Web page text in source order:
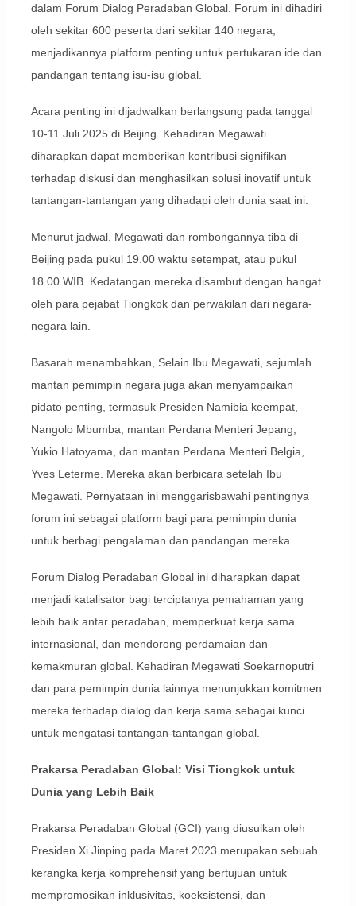
dalam Forum Dialog Peradaban Global. Forum ini dihadiri
oleh sekitar 600 peserta dari sekitar 140 negara,
menjadikannya platform penting untuk pertukaran ide dan
pandangan tentang isu-isu global.
Acara penting ini dijadwalkan berlangsung pada tanggal
10-11 Juli 2025 di Beijing. Kehadiran Megawati
diharapkan dapat memberikan kontribusi signifikan
terhadap diskusi dan menghasilkan solusi inovatif untuk
tantangan-tantangan yang dihadapi oleh dunia saat ini.
Menurut jadwal, Megawati dan rombongannya tiba di
Beijing pada pukul 19.00 waktu setempat, atau pukul
18.00 WIB. Kedatangan mereka disambut dengan hangat
oleh para pejabat Tiongkok dan perwakilan dari negara-
negara lain.
Basarah menambahkan, Selain Ibu Megawati, sejumlah
mantan pemimpin negara juga akan menyampaikan
pidato penting, termasuk Presiden Namibia keempat,
Nangolo Mbumba, mantan Perdana Menteri Jepang,
Yukio Hatoyama, dan mantan Perdana Menteri Belgia,
Yves Leterme. Mereka akan berbicara setelah Ibu
Megawati. Pernyataan ini menggarisbawahi pentingnya
forum ini sebagai platform bagi para pemimpin dunia
untuk berbagi pengalaman dan pandangan mereka.
Forum Dialog Peradaban Global ini diharapkan dapat
menjadi katalisator bagi terciptanya pemahaman yang
lebih baik antar peradaban, memperkuat kerja sama
internasional, dan mendorong perdamaian dan
kemakmuran global. Kehadiran Megawati Soekarnoputri
dan para pemimpin dunia lainnya menunjukkan komitmen
mereka terhadap dialog dan kerja sama sebagai kunci
untuk mengatasi tantangan-tantangan global.
Prakarsa Peradaban Global: Visi Tiongkok untuk
Dunia yang Lebih Baik
Prakarsa Peradaban Global (GCI) yang diusulkan oleh
Presiden Xi Jinping pada Maret 2023 merupakan sebuah
kerangka kerja komprehensif yang bertujuan untuk
mempromosikan inklusivitas, koeksistensi, dan